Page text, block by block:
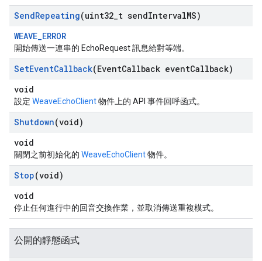
SendRepeating(uint32 t sendIntervalMS)
WEAVE_ERROR
開始傳送一連串的 EchoRequest 訊息給對等端。
SetEventCallback(EventCallback eventCallback)
void
設定 WeaveEchoClient物件上的 API 事件回呼函式。
Shutdown(void)
void
關閉之前初始化的 WeaveEchoClient物件。
Stop(void)
void
停止任何進行中的回音交換作業，並取消傳送重複模式。
公開的靜態函式